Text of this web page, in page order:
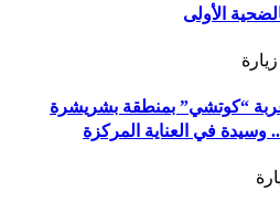
الأولى
زيارة
“كوتشي” بمنطقة بشريشرة
في العناية المركزة